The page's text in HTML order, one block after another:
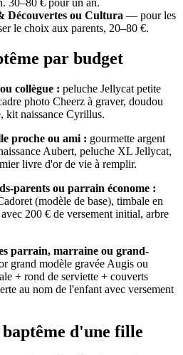
Découvertes ou Cultura — pour les
le choix aux parents, 20–80 €.
par budget
collègue : peluche Jellycat petite
photo Cheerz à graver, doudou
kit naissance Cyrillus.
proche ou ami : gourmette argent
Aubert, peluche XL Jellycat,
livre d'or de vie à remplir.
parents ou parrain économe :
(modèle de base), timbale en
200 € de versement initial, arbre
parrain, marraine ou grand-
grand modèle gravée Augis ou
+ rond de serviette + couverts
au nom de l'enfant avec versement
d'une fille